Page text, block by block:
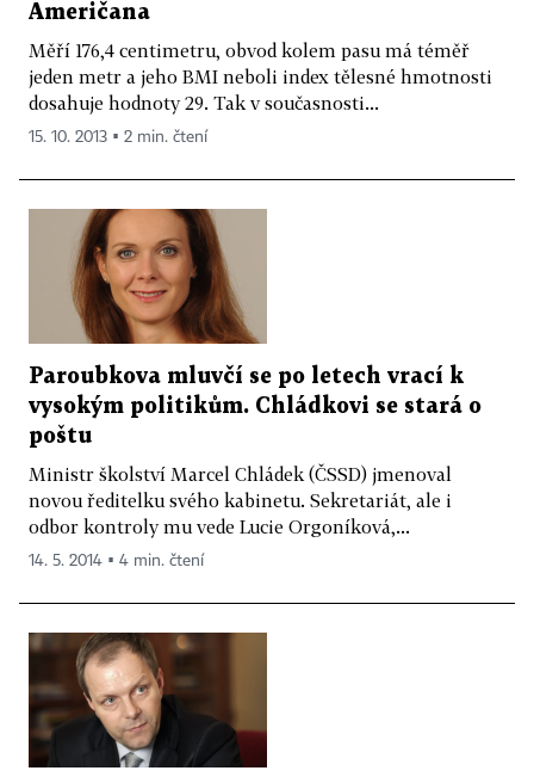
Američana
Měří 176,4 centimetru, obvod kolem pasu má téměř
jeden metr a jeho BMI neboli index tělesné hmotnosti
dosahuje hodnoty 29. Tak v současnosti...
15. 10. 2013 ▪ 2 min. čtení
Paroubkova mluvčí se po letech vrací k
vysokým politikům. Chládkovi se stará o
poštu
Ministr školství Marcel Chládek (ČSSD) jmenoval
novou ředitelku svého kabinetu. Sekretariát, ale i
odbor kontroly mu vede Lucie Orgoníková,...
14. 5. 2014 ▪ 4 min. čtení